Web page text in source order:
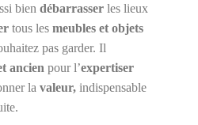
bien débarrasser les lieux
tous les meubles et objets
pas garder. Il
ancien pour l’expertiser
la valeur, indispensable